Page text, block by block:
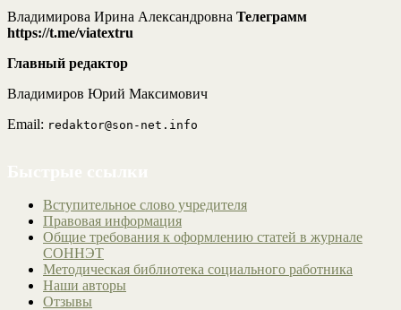
Владимирова Ирина Александровна Телеграмм
https://t.me/viatextru
Главный редактор
Владимиров Юрий Максимович
Email: redaktor@son-net.info
Вступительное слово учредителя
Правовая информация
Общие требования к оформлению статей в журнале
СОННЭТ
Методическая библиотека социального работника
Наши авторы
Отзывы